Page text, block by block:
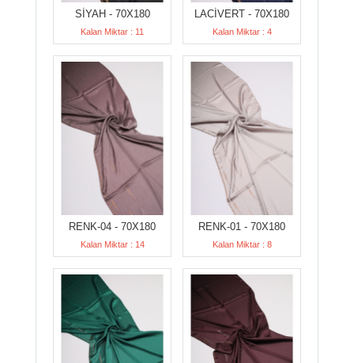
SİYAH - 70X180
Kalan Miktar : 11
LACİVERT - 70X180
Kalan Miktar : 4
RENK-04 - 70X180
Kalan Miktar : 14
RENK-01 - 70X180
Kalan Miktar : 8